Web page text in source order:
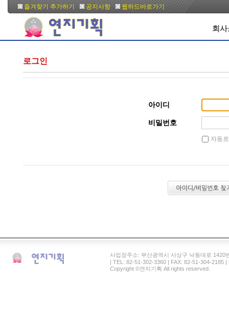
즐겨찾기 추가하기 공지사항 웹하드바로가기
회
로그인
아이디
비밀번호
자동
사업장주소: 부산광역시 사상구 낙동대로 1420
| TEL: 82-51-302-3360 | FAX: 82-51-304-2185
Copyright ©연지기획 All rights reserved.